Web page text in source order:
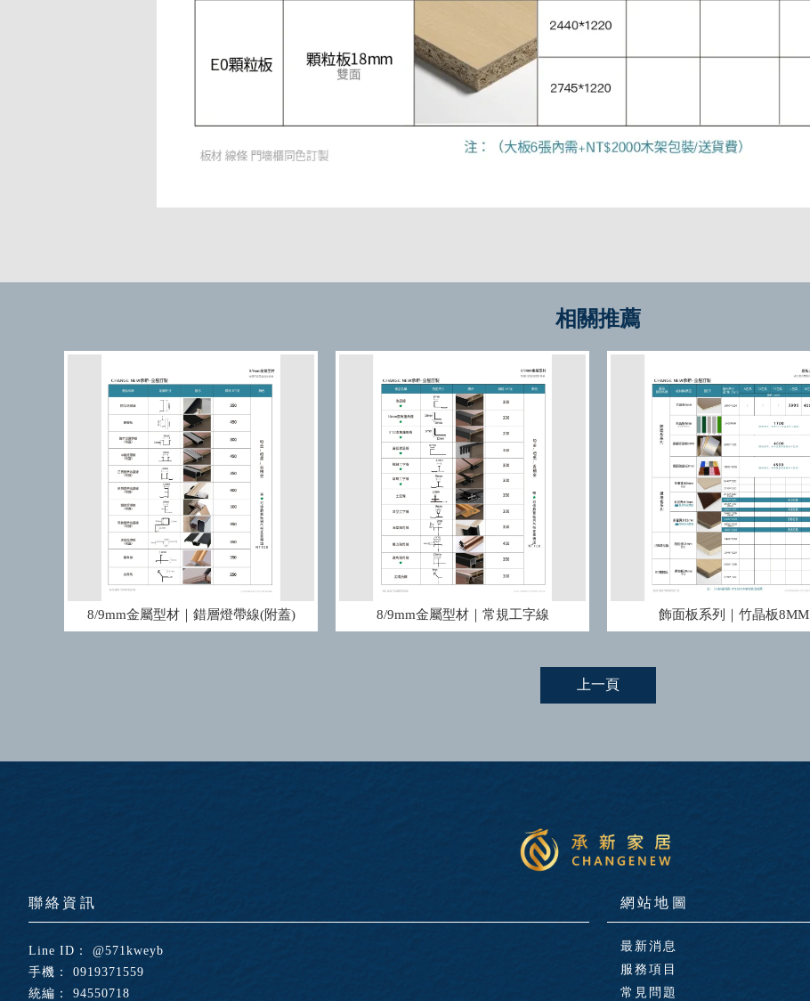
8/9mm金屬型材｜錯層燈帶線(附蓋) 8/9mm金屬型材｜常規工字線 飾面板系列｜竹晶板8MM
上一頁
@571kweyb
0919371559
94550718
最新消息
服務項目
常見問題